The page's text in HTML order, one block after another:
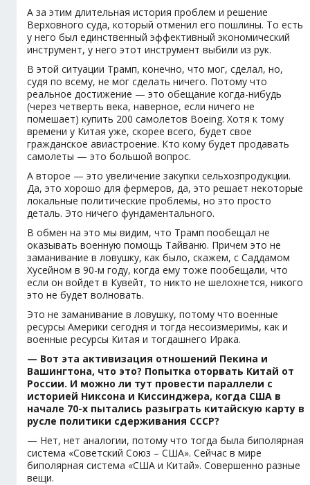
А за этим длительная история проблем и решение
Верховного суда, который отменил его пошлины. То есть
у него был единственный эффективный экономический
инструмент, у него этот инструмент выбили из рук.
В этой ситуации Трамп, конечно, что мог, сделал, но,
судя по всему, не мог сделать ничего. Потому что
реальное достижение — это обещание когда-нибудь
(через четверть века, наверное, если ничего не
помешает) купить 200 самолетов Boeing. Хотя к тому
времени у Китая уже, скорее всего, будет свое
гражданское авиастроение. Кто кому будет продавать
самолеты — это большой вопрос.
А второе — это увеличение закупки сельхозпродукции.
Да, это хорошо для фермеров, да, это решает некоторые
локальные политические проблемы, но это просто
деталь. Это ничего фундаментального.
В обмен на это мы видим, что Трамп пообещал не
оказывать военную помощь Тайваню. Причем это не
заманивание в ловушку, как было, скажем, с Саддамом
Хусейном в 90-м году, когда ему тоже пообещали, что
если он войдет в Кувейт, то никто не шелохнется, никого
это не будет волновать.
Это не заманивание в ловушку, потому что военные
ресурсы Америки сегодня и тогда несоизмеримы, как и
военные ресурсы Китая и тогдашнего Ирака.
— Вот эта активизация отношений Пекина и
Вашингтона, что это? Попытка оторвать Китай от
России. И можно ли тут провести параллели с
историей Никсона и Киссинджера, когда США в
начале 70-х пытались разыграть китайскую карту в
русле политики сдерживания СССР?
— Нет, нет аналогии, потому что тогда была биполярная
система «Советский Союз – США». Сейчас в мире
биполярная система «США и Китай». Совершенно разные
вещи.